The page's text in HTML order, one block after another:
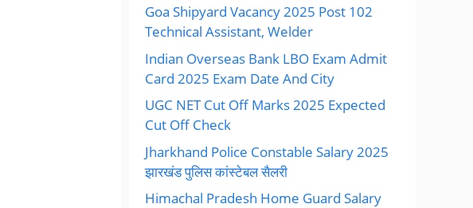
Goa Shipyard Vacancy 2025 Post 102
Technical Assistant, Welder
Indian Overseas Bank LBO Exam Admit
Card 2025 Exam Date And City
UGC NET Cut Off Marks 2025 Expected
Cut Off Check
Jharkhand Police Constable Salary 2025
झारखंड पुलिस कांस्टेबल सैलरी
Himachal Pradesh Home Guard Salary